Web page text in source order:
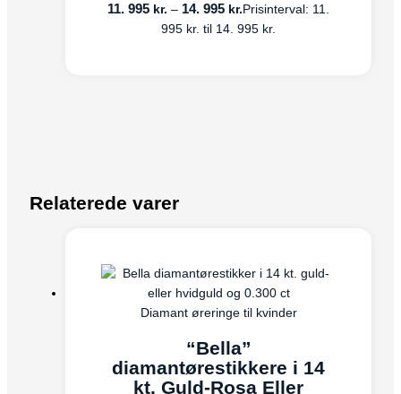
11. 995 kr. – 14. 995 kr. Prisinterval: 11.
995 kr. til 14. 995 kr.
Relaterede varer
Diamant øreringe til kvinder
“Bella”
diamantørestikkere i 14
kt. Guld-Rosa Eller